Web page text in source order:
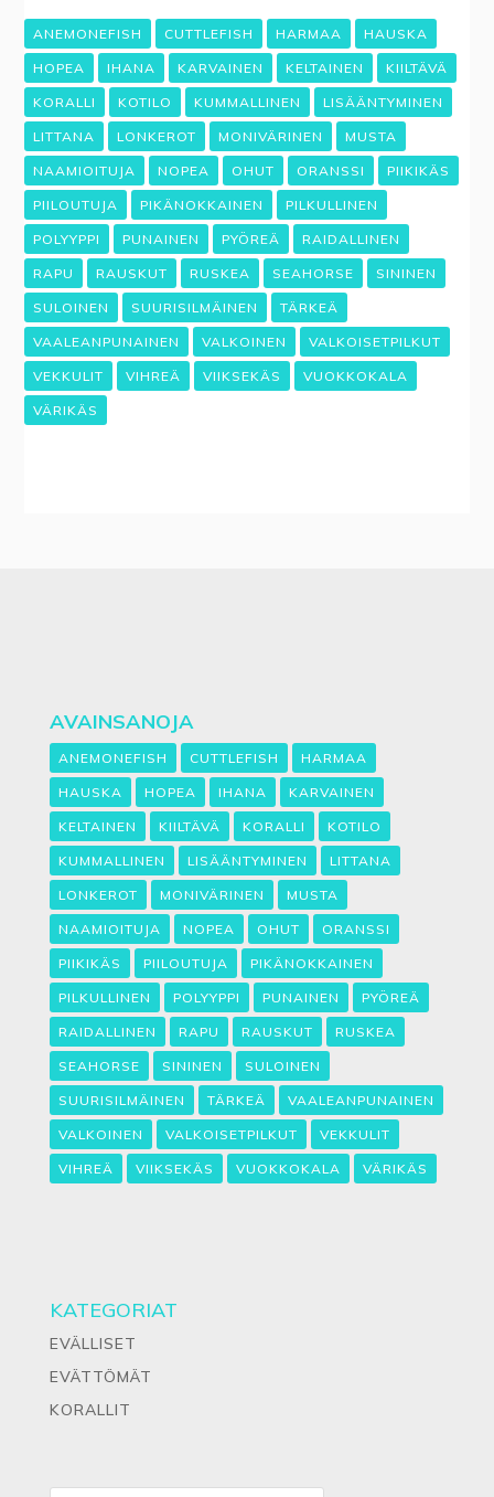
ANEMONEFISH CUTTLEFISH HARMAA HAUSKA
HOPEA IHANA KARVAINEN KELTAINEN KIILTÄVÄ
KORALLI KOTILO KUMMALLINEN LISÄÄNTYMINEN
LITTANA LONKEROT MONIVÄRINEN MUSTA
NAAMIOITUJA NOPEA OHUT ORANSSI PIIKIKÄS
PIILOUTUJA PIKÄNOKKAINEN PILKULLINEN
POLYYPPI PUNAINEN PYÖREÄ RAIDALLINEN
RAPU RAUSKUT RUSKEA SEAHORSE SININEN
SULOINEN SUURISILMÄINEN TÄRKEÄ
VAALEANPUNAINEN VALKOINEN VALKOISETPILKUT
VEKKULIT VIHREÄ VIIKSEKÄS VUOKKOKALA
VÄRIKÄS
AVAINSANOJA
ANEMONEFISH CUTTLEFISH HARMAA
HAUSKA HOPEA IHANA KARVAINEN
KELTAINEN KIILTÄVÄ KORALLI KOTILO
KUMMALLINEN LISÄÄNTYMINEN LITTANA
LONKEROT MONIVÄRINEN MUSTA
NAAMIOITUJA NOPEA OHUT ORANSSI
PIIKIKÄS PIILOUTUJA PIKÄNOKKAINEN
PILKULLINEN POLYYPPI PUNAINEN PYÖREÄ
RAIDALLINEN RAPU RAUSKUT RUSKEA
SEAHORSE SININEN SULOINEN
SUURISILMÄINEN TÄRKEÄ VAALEANPUNAINEN
VALKOINEN VALKOISETPILKUT VEKKULIT
VIHREÄ VIIKSEKÄS VUOKKOKALA VÄRIKÄS
KATEGORIAT
EVÄLLISET
EVÄTTÖMÄT
KORALLIT